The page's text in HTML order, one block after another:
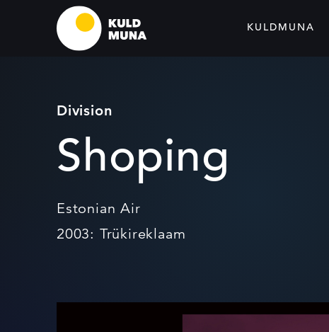
KULDMUNA
Division
Shoping
Estonian Air
2003: Trükireklaam